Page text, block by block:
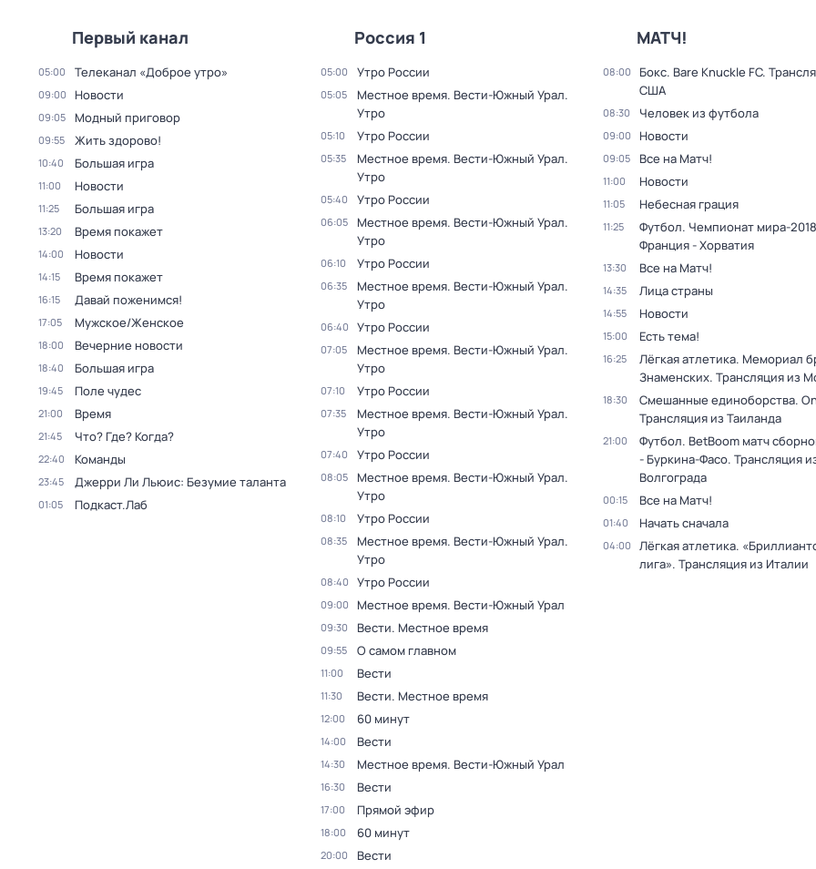
Первый канал
05:00 Телеканал «Доброе утро»
09:00 Новости
09:05 Модный приговор
09:55 Жить здорово!
10:40 Большая игра
11:00 Новости
11:25 Большая игра
13:20 Время покажет
14:00 Новости
14:15 Время покажет
16:15 Давай поженимся!
17:05 Мужское/Женское
18:00 Вечерние новости
18:40 Большая игра
19:45 Поле чудес
21:00 Время
21:45 Что? Где? Когда?
22:40 Команды
23:45 Джерри Ли Льюис: Безумие таланта
01:05 Подкаст.Лаб
Россия 1
05:00 Утро России
05:05
Местное время. Вести-Южный Урал.
Утро
05:10 Утро России
05:35
Местное время. Вести-Южный Урал.
Утро
05:40 Утро России
06:05
Местное время. Вести-Южный Урал.
Утро
06:10 Утро России
06:35
Местное время. Вести-Южный Урал.
Утро
06:40 Утро России
07:05
Местное время. Вести-Южный Урал.
Утро
07:10 Утро России
07:35
Местное время. Вести-Южный Урал.
Утро
07:40 Утро России
08:05
Местное время. Вести-Южный Урал.
Утро
08:10 Утро России
08:35
Местное время. Вести-Южный Урал.
Утро
08:40 Утро России
09:00 Местное время. Вести-Южный Урал
09:30 Вести. Местное время
09:55 О самом главном
11:00 Вести
11:30 Вести. Местное время
12:00 60 минут
14:00 Вести
14:30 Местное время. Вести-Южный Урал
16:30 Вести
17:00 Прямой эфир
18:00 60 минут
20:00 Вести
МАТЧ!
08:00
Бокс. Bare Knuckle FC.
США
08:30 Человек из футбола
09:00 Новости
09:05 Все на Матч!
11:00 Новости
11:05 Небесная грация
11:25
Футбол. Чемпионат мира-
Франция - Хорватия
13:30 Все на Матч!
14:35 Лица страны
14:55 Новости
15:00 Есть тема!
16:25
Лёгкая атлетика. Мемориал
Знаменских. Трансляция из
18:30
Смешанные единоборства.
Трансляция из Таиланда
21:00
Футбол. BetBoom матч
- Буркина-Фасо. Трансляция
Волгограда
00:15 Все на Матч!
01:40 Начать сначала
04:00
Лёгкая атлетика.
лига». Трансляция из Италии